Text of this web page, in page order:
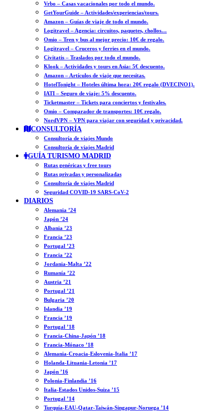
Vrbo – Casas vacacionales por todo el mundo.
GetYourGuide – Actividades/experiencias/tours.
Amazon – Guías de viaje de todo el mundo.
Logitravel – Agencia: circuitos, paquetes, chollos…
Omio – Tren y bus al mejor precio: 10€ de regalo.
Logitravel – Cruceros y ferries en el mundo.
Civitatis – Traslados por todo el mundo.
Klook – Actividades y tours en Asia: 5€ descuento.
Amazon – Artículos de viaje que necesitas.
HotelTonight – Hoteles última hora: 20€ regalo (DVECINO1).
IATI – Seguro de viaje: 5% descuento.
Ticketmaster – Tickets para conciertos y festivales.
Omio – Comparador de transportes: 10€ regalo.
NordVPN – VPN para viajar con seguridad y privacidad.
CONSULTORÍA
Consultoría de viajes Mundo
Consultoría de viajes Madrid
GUÍA TURISMO MADRID
Rutas genéricas y free tours
Rutas privadas y personalizadas
Consultoría de viajes Madrid
Seguridad COVID-19 SARS-CoV-2
DIARIOS
Alemania ’24
Japón ’24
Albania ’23
Francia ’23
Portugal ’23
Francia ’22
Jordania-Malta ’22
Rumanía ’22
Austria ’21
Portugal ’21
Bulgaria ’20
Islandia ’19
Francia ’19
Portugal ’18
Francia-China-Japón ’18
Francia-Mónaco ’18
Alemania-Croacia-Eslovenia-Italia ’17
Holanda-Lituania-Letonia ’17
Japón ’16
Polonia-Finlandia ’16
Italia-Estados Unidos-Suiza ’15
Portugal ’14
Turquía-EAU-Qatar-Taiwán-Singapur-Noruega ’14